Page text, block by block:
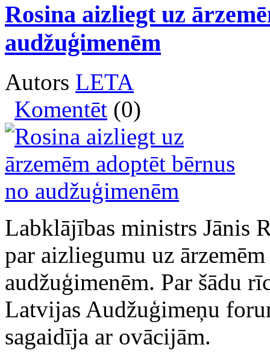
Rosina aizliegt uz
audžuģimenēm
Autors LETA
Komentēt (0)
Labklājības ministrs Jānis
par aizliegumu uz
audžuģimenēm. Par šādu
Latvijas Audžuģimeņu
sagaidīja ar ovācijām.